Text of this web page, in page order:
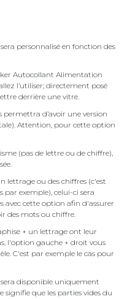
personnalisé en fonction des
Autocollant Alimentation
l’utiliser; directement posé
derrière une vitre.
permettra d’avoir une version
Attention, pour cette option
(pas de lettre ou de chiffre),
lettrage ou des chiffres (c'est
par exemple), celui-ci sera
cette option afin d'assurer
des mots ou chiffre.
+ un lettrage ont leur
l'option gauche + droit vous
C'est par exemple le cas pour
disponible uniquement
signifie que les parties vides du